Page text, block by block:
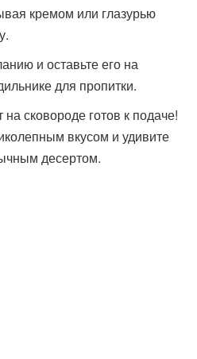
кремом или глазурью
и оставьте его на
для пропитки.
сковороде готов к подаче!
вкусом и удивите
десертом.